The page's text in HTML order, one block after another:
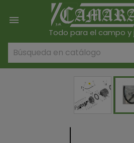

Todo para el campo y